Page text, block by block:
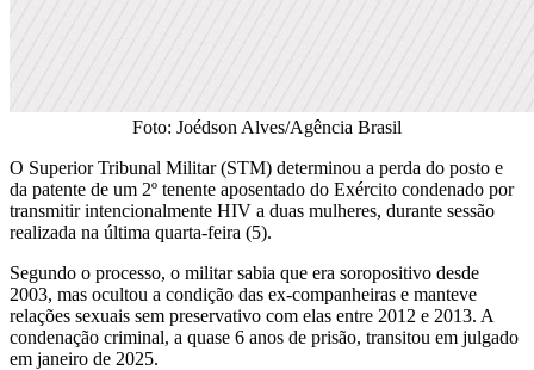
Foto: Joédson Alves/Agência Brasil
O Superior Tribunal Militar (STM) determinou a perda do posto e
da patente de um 2º tenente aposentado do Exército condenado por
transmitir intencionalmente HIV a duas mulheres, durante sessão
realizada na última quarta-feira (5).
Segundo o processo, o militar sabia que era soropositivo desde
2003, mas ocultou a condição das ex-companheiras e manteve
relações sexuais sem preservativo com elas entre 2012 e 2013. A
condenação criminal, a quase 6 anos de prisão, transitou em julgado
em janeiro de 2025.